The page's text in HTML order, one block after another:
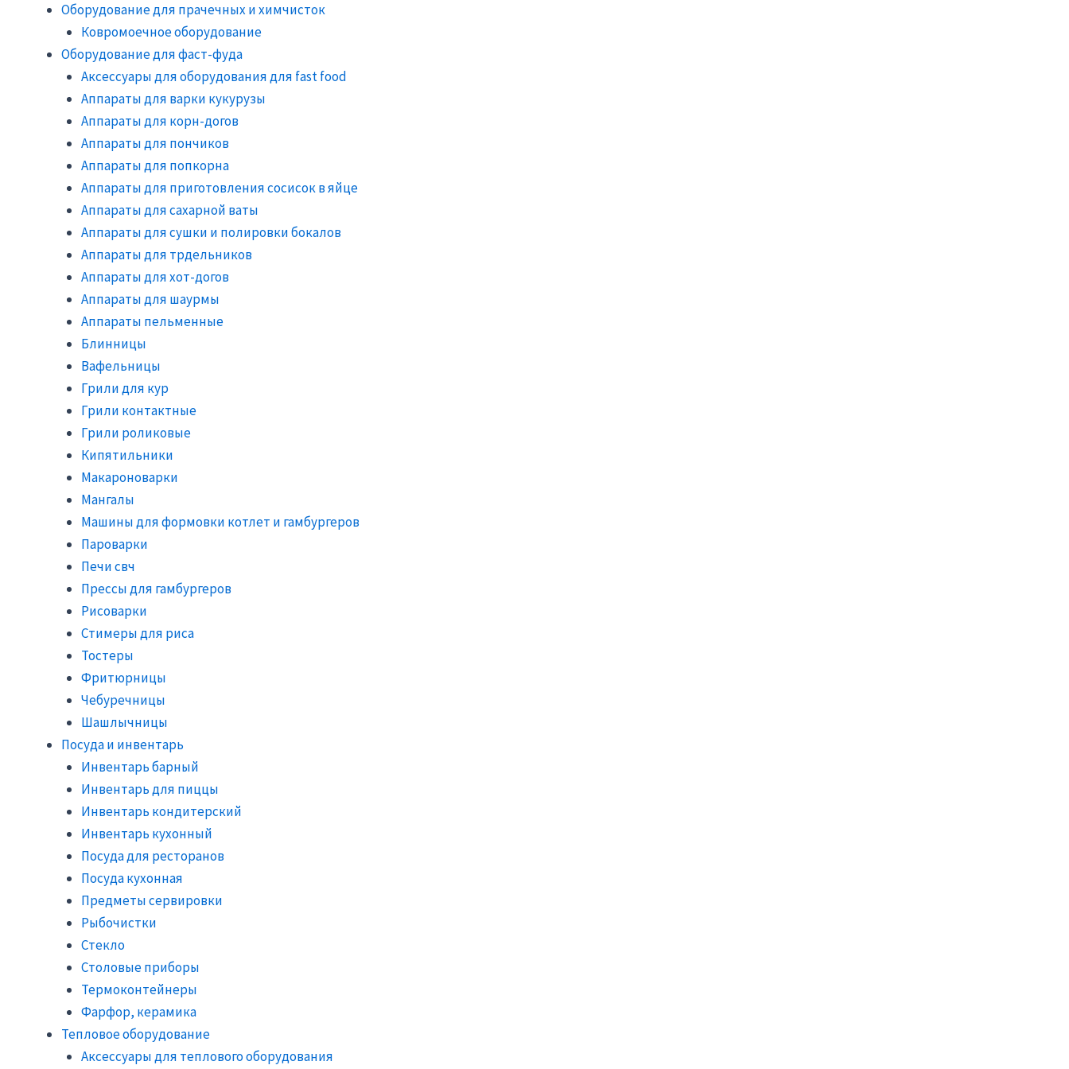
Оборудование для прачечных и химчисток
Ковромоечное оборудование
Оборудование для фаст-фуда
Аксессуары для оборудования для fast food
Аппараты для варки кукурузы
Аппараты для корн-догов
Аппараты для пончиков
Аппараты для попкорна
Аппараты для приготовления сосисок в яйце
Аппараты для сахарной ваты
Аппараты для сушки и полировки бокалов
Аппараты для трдельников
Аппараты для хот-догов
Аппараты для шаурмы
Аппараты пельменные
Блинницы
Вафельницы
Грили для кур
Грили контактные
Грили роликовые
Кипятильники
Макароноварки
Мангалы
Машины для формовки котлет и гамбургеров
Пароварки
Печи свч
Прессы для гамбургеров
Рисоварки
Стимеры для риса
Тостеры
Фритюрницы
Чебуречницы
Шашлычницы
Посуда и инвентарь
Инвентарь барный
Инвентарь для пиццы
Инвентарь кондитерский
Инвентарь кухонный
Посуда для ресторанов
Посуда кухонная
Предметы сервировки
Рыбочистки
Стекло
Столовые приборы
Термоконтейнеры
Фарфор, керамика
Тепловое оборудование
Аксессуары для теплового оборудования